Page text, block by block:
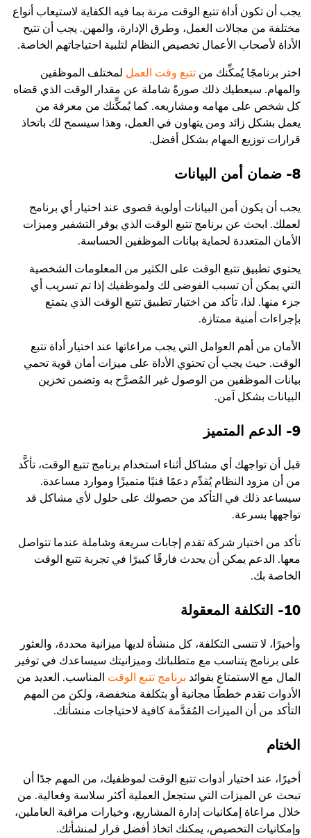
يجب أن تكون أداة تتبع الوقت مرنة بما فيه الكفاية لاستيعاب أنواع
مختلفة من مجالات العمل، وطرق الإدارة، والمهن. يجب أن تتيح
الأداة لأصحاب الأعمال تخصيص النظام لتلبية احتياجاتهم الخاصة.
اختر برنامجًا يُمكِّنك من تتبع وقت العمل لمختلف الموظفين
والمهام. سيعطيك ذلك صورةً شاملة عن مقدار الوقت الذي قضاه
كل شخص على مهامه ومشاريعه. كما يُمكِّنك من معرفة من
يعمل بشكل زائد ومن يتهاون في العمل، وهذا سيسمح لك باتخاذ
قرارات توزيع المهام بشكل أفضل.
8- ضمان أمن البيانات
يجب أن يكون أمن البيانات أولوية قصوى عند اختيار أي برنامج
لعملك. ابحث عن برنامج تتبع الوقت الذي يوفر التشفير وميزات
الأمان المتعددة لحماية بيانات الموظفين الحساسة.
يحتوي تطبيق تتبع الوقت على الكثير من المعلومات الشخصية
التي يمكن أن تسبب الفوضى لك ولموظفيك إذا تم تسريب أي
جزء منها. لذا، تأكد من اختيار تطبيق تتبع الوقت الذي يتمتع
بإجراءات أمنية ممتازة.
الأمان من أهم العوامل التي يجب مراعاتها عند اختيار أداة تتبع
الوقت. حيث يجب أن تحتوي الأداة على ميزات أمان قوية تحمي
بيانات الموظفين من الوصول غير المُصرَّح به وتضمن تخزين
البيانات بشكل آمن.
9- الدعم المتميز
قبل أن تواجهك أي مشاكل أثناء استخدام برنامج تتبع الوقت، تأكَّد
من أن مزود النظام يُقدِّم دعمًا فنيًا متميزًا وموارد مساعدة.
سيساعد ذلك في التأكد من حصولك على حلول لأي مشاكل قد
تواجهها بسرعة.
تأكد من اختيار شركة تقدم إجابات سريعة وشاملة عندما تتواصل
معها. الدعم يمكن أن يحدث فارقًا كبيرًا في تجربة تتبع الوقت
الخاصة بك.
10- التكلفة المعقولة
وأخيرًا، لا تنسى التكلفة، كل منشأة لديها ميزانية محددة، والعثور
على برنامج يتناسب مع متطلباتك وميزانيتك سيساعدك في توفير
المال مع الاستمتاع بفوائد برنامج تتبع الوقت المناسب. العديد من
الأدوات تقدم خططًا مجانية أو بتكلفة منخفضة، ولكن من المهم
التأكد من أن الميزات المُقدَّمة كافية لاحتياجات منشأتك.
الختام
أخيرًا، عند اختيار أدوات تتبع الوقت لموظفيك، من المهم جدًا أن
تبحث عن الميزات التي ستجعل العملية أكثر سلاسة وفعالية. من
خلال مراعاة إمكانيات إدارة المشاريع، وخيارات مراقبة العاملين،
وإمكانيات التخصيص، يمكنك اتخاذ أفضل قرار لمنشأتك.